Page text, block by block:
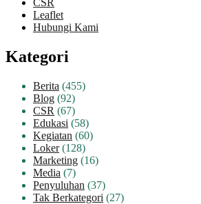
Leaflet
Hubungi Kami
Kategori
Berita (455)
Blog (92)
CSR (67)
Edukasi (58)
Kegiatan (60)
Loker(128)
Marketing (16)
Media (7)
Penyuluhan (37)
Tak Berkategori (27)